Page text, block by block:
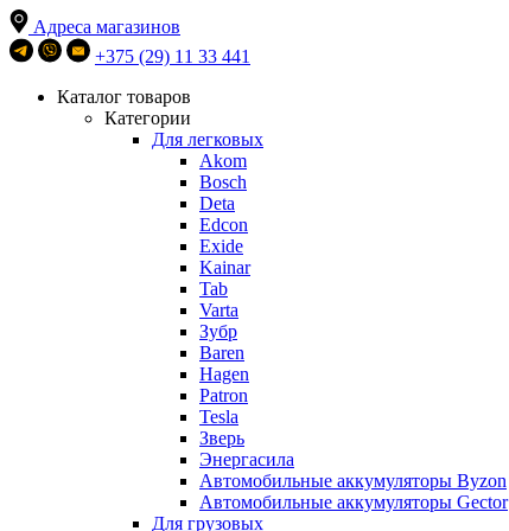
Адреса магазинов
+375 (29) 11 33 441
Каталог товаров
Категории
Для легковых
Akom
Bosch
Deta
Edcon
Exide
Kainar
Tab
Varta
Зубр
Baren
Hagen
Patron
Tesla
Зверь
Энергасила
Автомобильные аккумуляторы Byzon
Автомобильные аккумуляторы Gector
Для грузовых